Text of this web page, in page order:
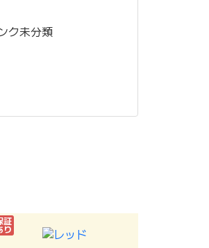
ク未分類
証
り